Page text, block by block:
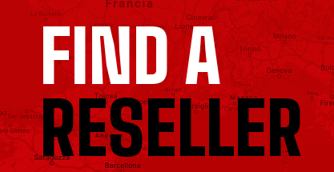
FIND A
RESELLER